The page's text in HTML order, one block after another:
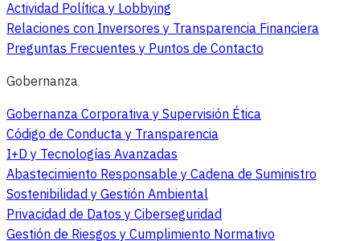
Actividad Política y Lobbying
Relaciones con Inversores y Transparencia Financiera
Preguntas Frecuentes y Puntos de Contacto
Gobernanza
Gobernanza Corporativa y Supervisión Ética
Código de Conducta y Transparencia
I+D y Tecnologías Avanzadas
Abastecimiento Responsable y Cadena de Suministro
Sostenibilidad y Gestión Ambiental
Privacidad de Datos y Ciberseguridad
Gestión de Riesgos y Cumplimiento Normativo